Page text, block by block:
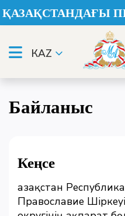
ҚАЗАҚСТАНДАҒЫ
КАZ
Байланыс
Кеңсе
Қазақстан
Православие